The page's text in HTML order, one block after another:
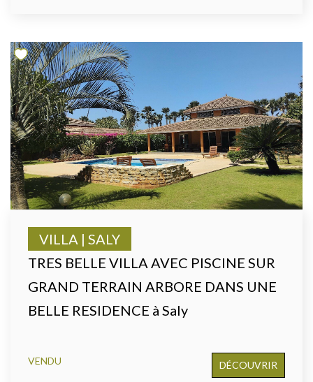
TRES BELLE VILLA AVEC PISCINE SUR
GRAND TERRAIN ARBORE DANS UNE
BELLE RESIDENCE à Saly
VILLA | SALY
VENDU DÉCOUVRIR